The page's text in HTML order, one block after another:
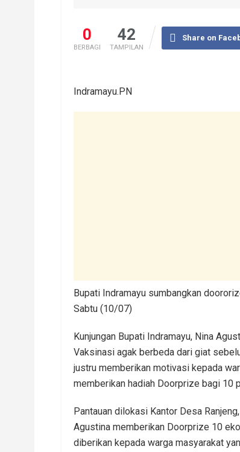
0
BERBAGI
42
TAMPILAN
Share on
Indramayu.PN
Bupati Indramayu sumbangkan
Sabtu (10/07)
Kunjungan Bupati Indramayu, Nina
Vaksinasi agak berbeda dari giat
justru memberikan motivasi kepada
memberikan hadiah Doorprize bagi 10
Pantauan dilokasi Kantor Desa
Agustina memberikan Doorprize 10
diberikan kepada warga masyarakat